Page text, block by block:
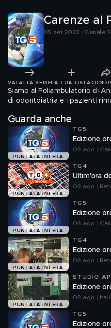
Carenze al
05 set 2022 | Canale 5
VAI ALLA SERIE LA TUA LISTA
Siamo al Poliambulatorio di
di odontoiatria e i pazienti
Guarda anche
PUNTATA INTERA
TG5
Edizione
09 ago |
PUNTATA INTERA
TG4
Ultim'ora
09 ago |
PUNTATA INTERA
TG5
Edizione
08 ago |
PUNTATA INTERA
TG4
Edizione
08 ago |
PUNTATA INTERA
STUDIO
Edizione
08 ago |
TG5
Edizione